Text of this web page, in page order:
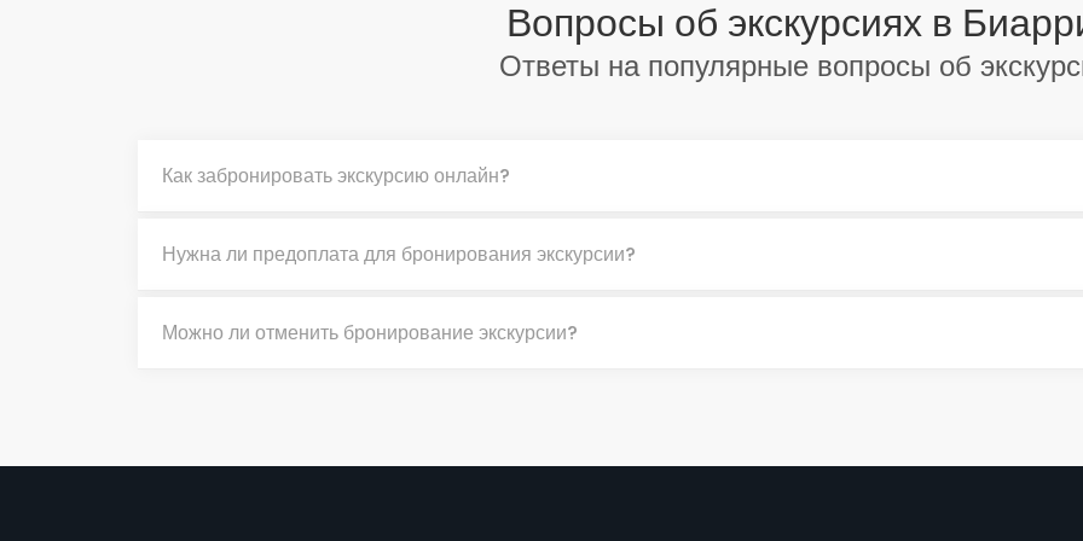
Вопросы об экскурсиях в
Ответы на популярные вопросы об
Как забронировать экскурсию онлайн?
Нужна ли предоплата для бронирования экскурсии?
Можно ли отменить бронирование экскурсии?